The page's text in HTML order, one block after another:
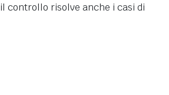
controllo risolve anche i casi di